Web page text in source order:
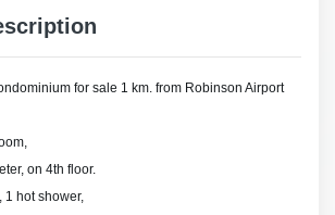
for sale 1 km. from Robinson Airport
on 4th floor.
1 hot shower,